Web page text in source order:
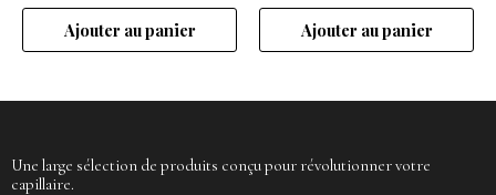
Ajouter au panier Ajouter au panier
Une large sélection de produits conçu pour révolutionner votre
capillaire.